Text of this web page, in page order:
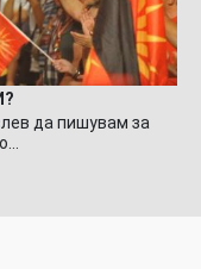
да пишувам за